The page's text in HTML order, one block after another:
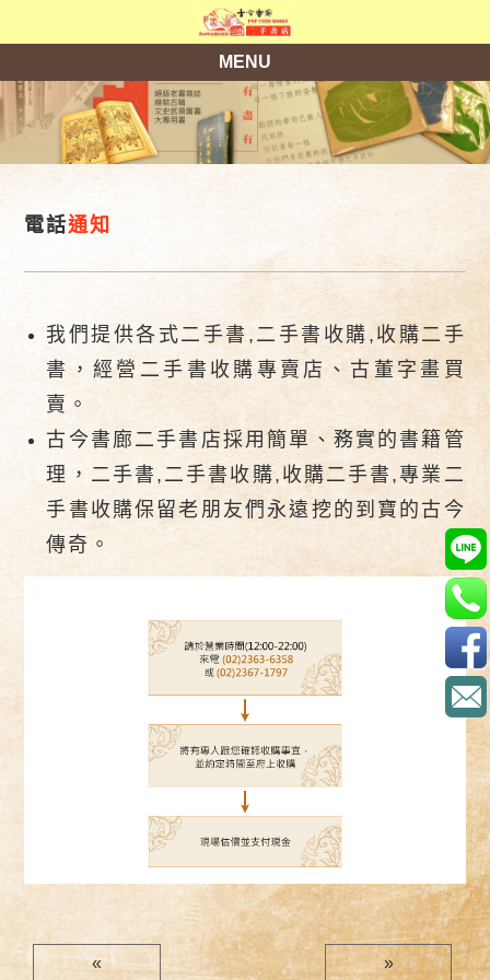
MENU
電話通知
我們提供各式二手書,二手書收購,收購二手
書，經營二手書收購專賣店、古董字畫買
賣。
古今書廊二手書店採用簡單、務實的書籍管
理，二手書,二手書收購,收購二手書,專業二
手書收購保留老朋友們永遠挖的到寶的古今
傳奇。
« »